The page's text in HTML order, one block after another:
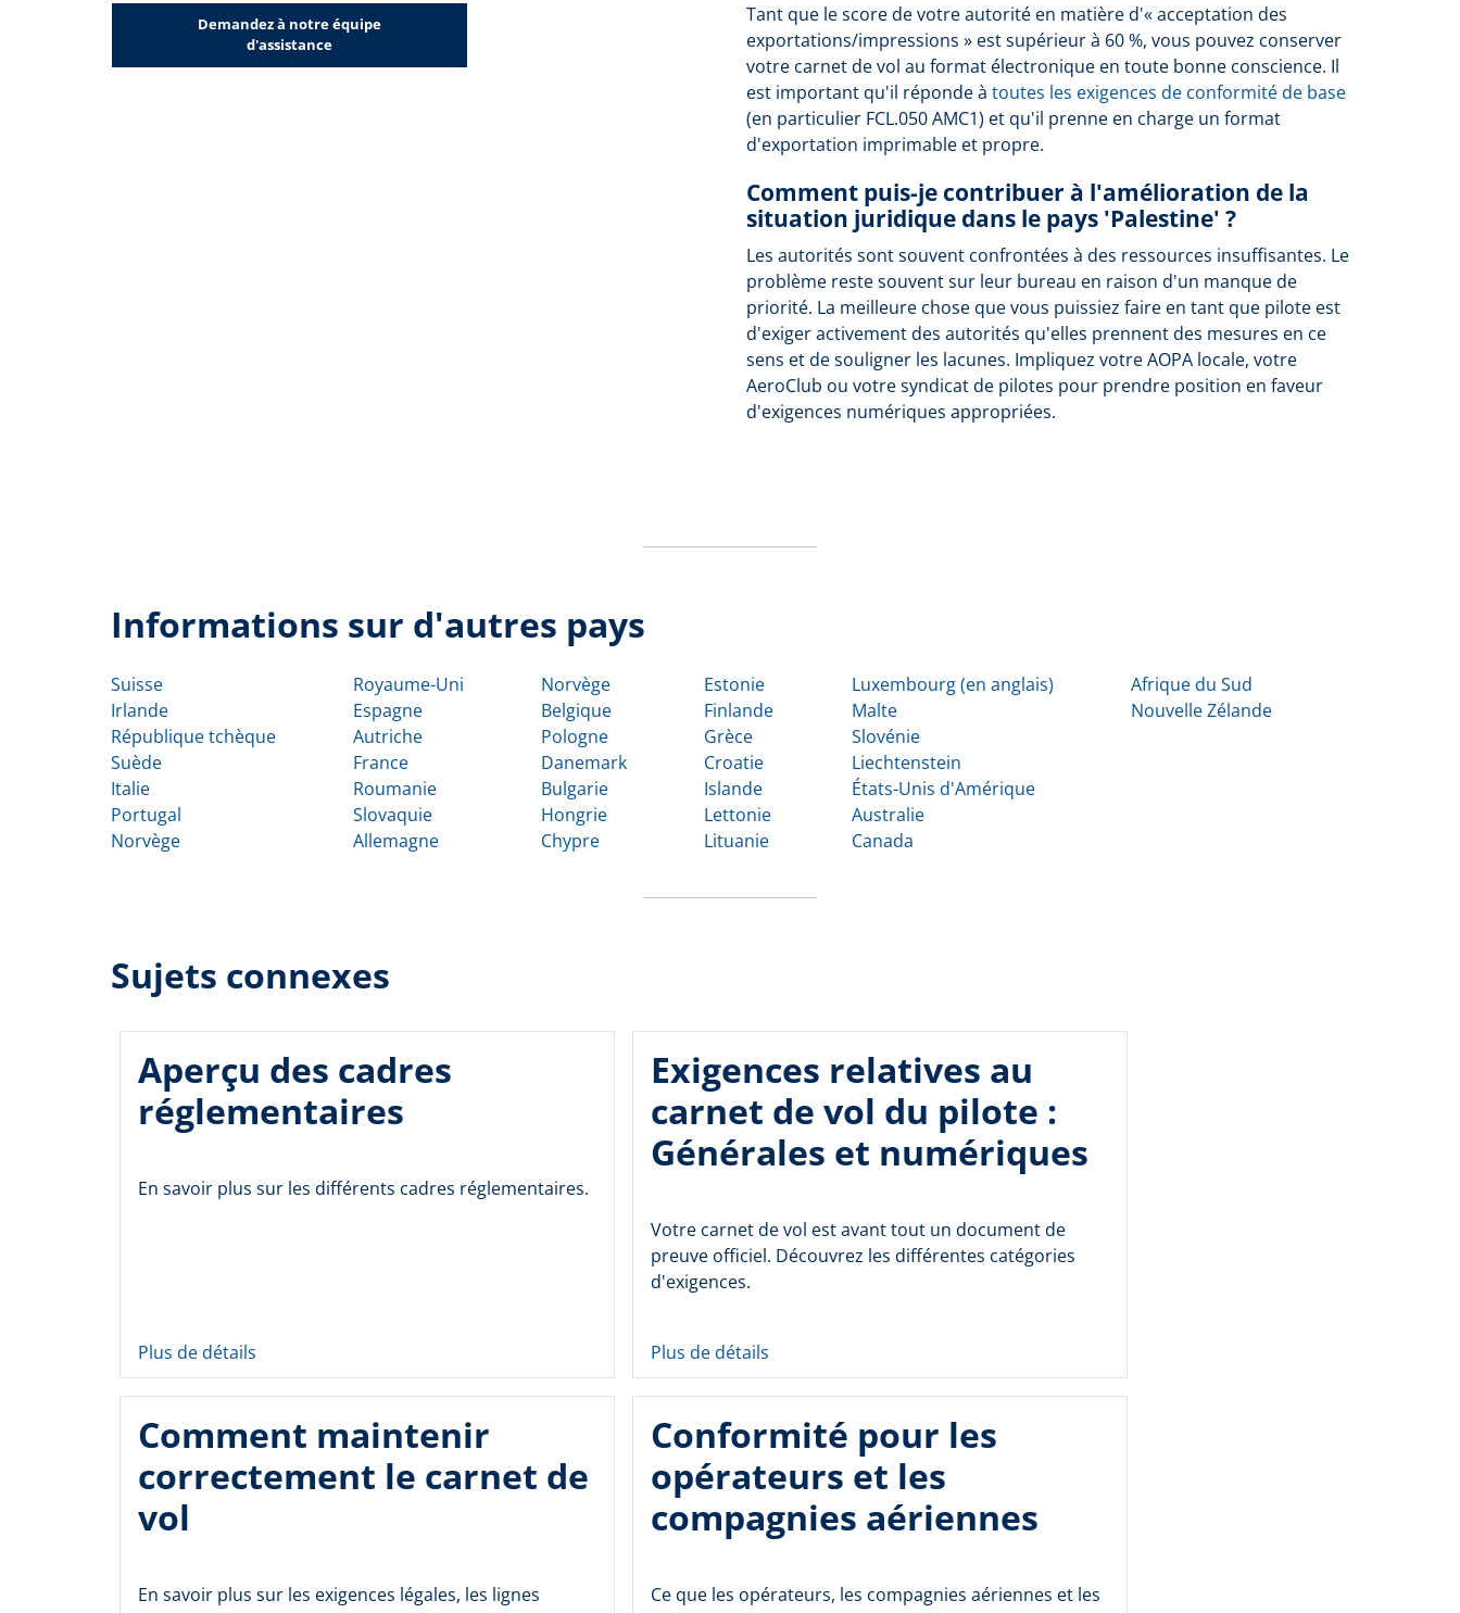
Demandez à notre équipe
d'assistance
Tant que le score de votre autorité en matière d'« acceptation des
exportations/impressions » est supérieur à 60 %, vous pouvez conserver
votre carnet de vol au format électronique en toute bonne conscience. Il
est important qu'il réponde à toutes les exigences de conformité de base
(en particulier FCL.050 AMC1) et qu'il prenne en charge un format
d'exportation imprimable et propre.
Comment puis-je contribuer à l'amélioration de la
situation juridique dans le pays 'Palestine' ?
Les autorités sont souvent confrontées à des ressources insuffisantes. Le
problème reste souvent sur leur bureau en raison d'un manque de
priorité. La meilleure chose que vous puissiez faire en tant que pilote est
d'exiger activement des autorités qu'elles prennent des mesures en ce
sens et de souligner les lacunes. Impliquez votre AOPA locale, votre
AeroClub ou votre syndicat de pilotes pour prendre position en faveur
d'exigences numériques appropriées.
Informations sur d'autres pays
Suisse
Irlande
République tchèque
Suède
Italie
Portugal
Norvège
Royaume-Uni
Espagne
Autriche
France
Roumanie
Slovaquie
Allemagne
Norvège
Belgique
Pologne
Danemark
Bulgarie
Hongrie
Chypre
Estonie
Finlande
Grèce
Croatie
Islande
Lettonie
Lituanie
Luxembourg (en anglais)
Malte
Slovénie
Liechtenstein
États-Unis d'Amérique
Australie
Canada
Afrique du Sud
Nouvelle Zélande
Sujets connexes
Aperçu des cadres
réglementaires
En savoir plus sur les différents cadres réglementaires.
Plus de détails
Exigences relatives au
carnet de vol du pilote :
Générales et numériques
Votre carnet de vol est avant tout un document de
preuve officiel. Découvrez les différentes catégories
d'exigences.
Plus de détails
Comment maintenir
correctement le carnet de
vol
En savoir plus sur les exigences légales, les lignes
Conformité pour les
opérateurs et les
compagnies aériennes
Ce que les opérateurs, les compagnies aériennes et les